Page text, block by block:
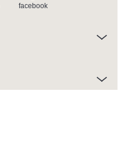
facebook